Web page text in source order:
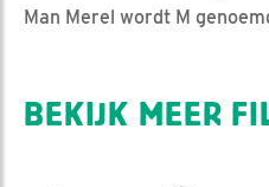
Man Merel wordt M
BEKIJK MEER